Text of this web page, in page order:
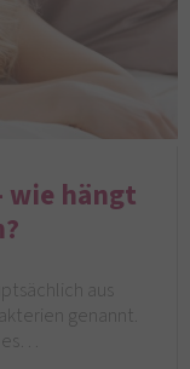
wie hängt
aus
genannt.